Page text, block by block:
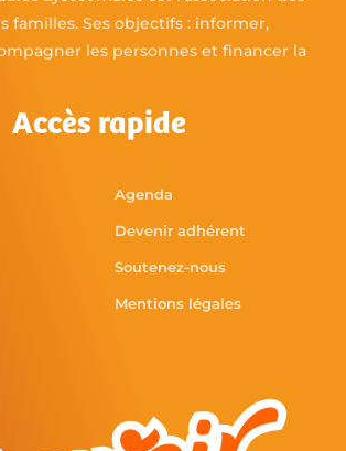
familles. Ses objectifs : informer,
les personnes et financer la
Accès rapide
Agenda
Devenir adhérent
Soutenez-nous
Mentions légales